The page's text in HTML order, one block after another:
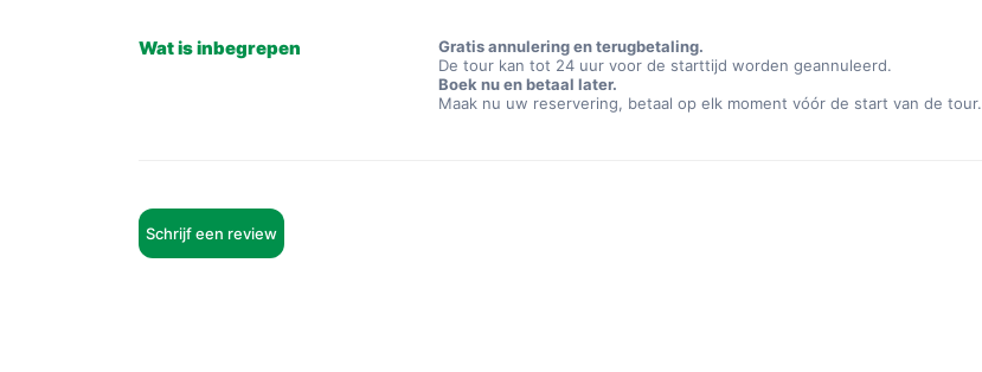
Wat is inbegrepen
Gratis annulering en terugbetaling.
De tour kan tot 24 uur voor de starttijd worden geannuleerd.
Boek nu en betaal later.
Maak nu uw reservering, betaal op elk moment vóór de start van de tour.
Schrijf een review